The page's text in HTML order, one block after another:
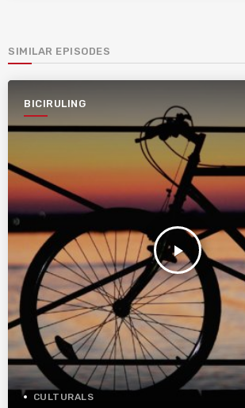
SIMILAR EPISODES
BICIRULING
play_arrow
CULTURALS